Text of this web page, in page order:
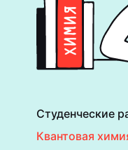
Студенческие
Квантовая